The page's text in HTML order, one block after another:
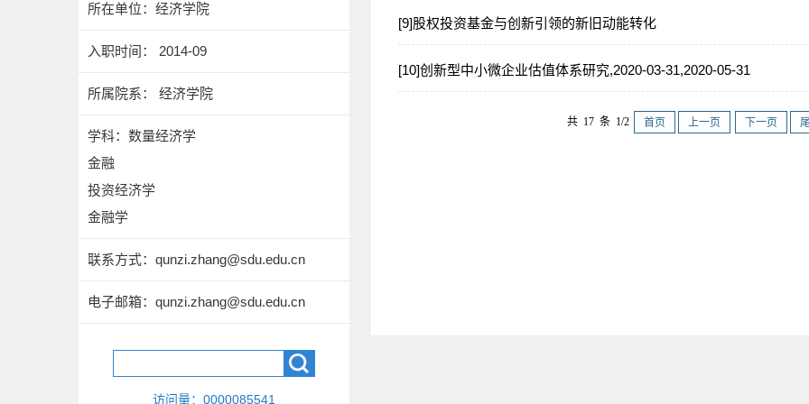
所在单位：经济学院
入职时间： 2014-09
所属院系： 经济学院
学科：数量经济学
金融
投资经济学
金融学
联系方式： qunzi.zhang@sdu.edu.cn
电子邮箱： qunzi.zhang@sdu.edu.cn
访问量： 0000085541
[9]股权投资基金与创新引领的新旧动能转化
[10]创新型中小微企业估值体系研究,2020-03-31,2020-05-31
共 17 条 1/2 首页 上一页 下一页